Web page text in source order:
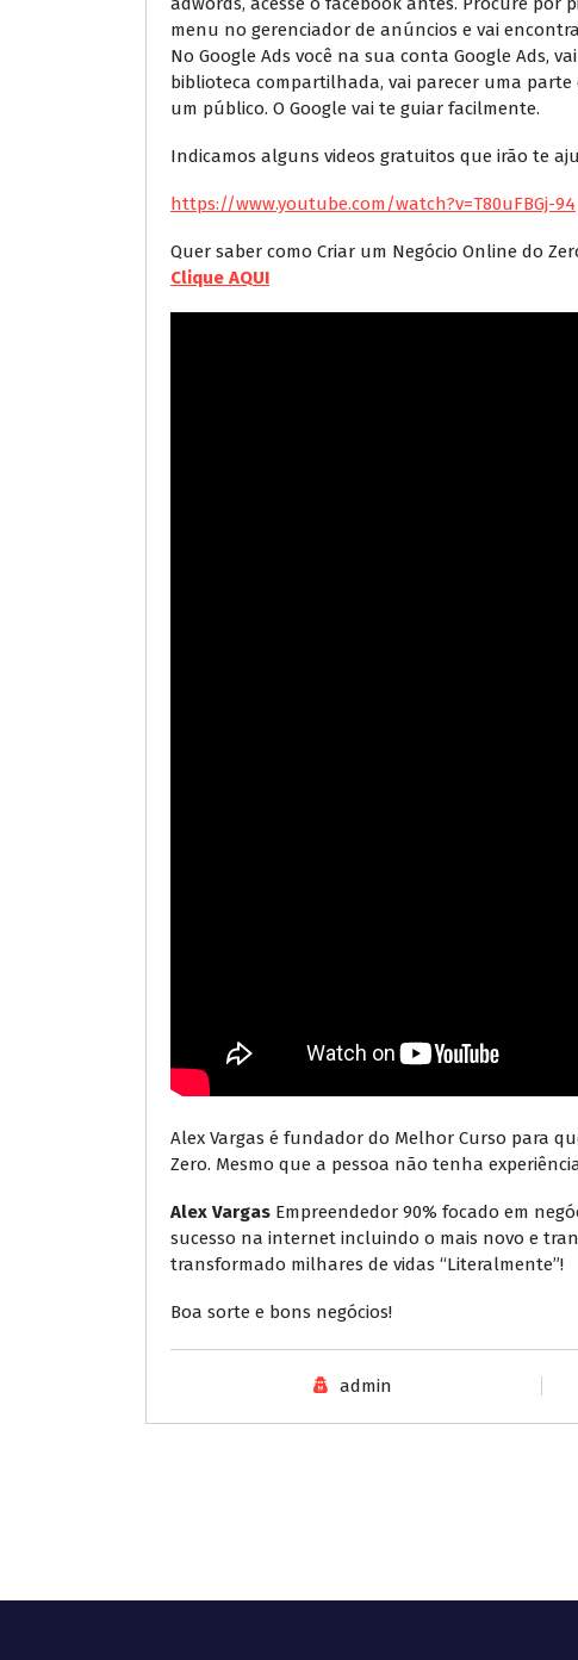
menu no gerenciador de anúncios e vai
No Google Ads você na sua conta Google Ads,
biblioteca compartilhada, vai parecer uma parte
um público. O Google vai te guiar facilmente.
Indicamos alguns videos gratuitos que irão te
https://www.youtube.com/watch?v=T80uFBGj-94
Quer saber como Criar um Negócio Online do
Clique AQUI
Alex Vargas é fundador do Melhor Curso para
Zero. Mesmo que a pessoa não tenha
Alex Vargas Empreendedor 90% focado em
sucesso na internet incluindo o mais novo e
transformado milhares de vidas “Literalmente”!
Boa sorte e bons negócios!
admin